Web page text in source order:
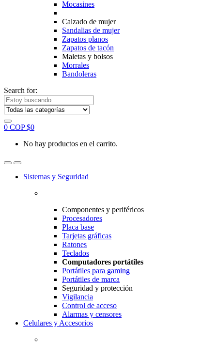
Mocasines
Calzado de mujer
Sandalias de mujer
Zapatos planos
Zapatos de tacón
Maletas y bolsos
Morrales
Bandoleras
Search for:
0 COP $0
No hay productos en el carrito.
Sistemas y Seguridad
Componentes y periféricos
Procesadores
Placa base
Tarjetas gráficas
Ratones
Teclados
Computadores portátiles
Portátiles para gaming
Portátiles de marca
Seguridad y protección
Vigilancia
Control de acceso
Alarmas y censores
Celulares y Accesorios